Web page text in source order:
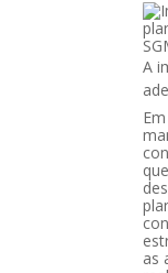
A
as